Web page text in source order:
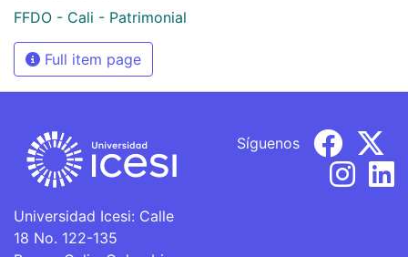
FFDO - Cali - Patrimonial
Full item page
Universidad Icesi: Calle
18 No. 122-135
Síguenos